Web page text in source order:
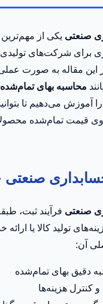
صنعتی یکی از
برای شرکت‌های
این مقاله به صورت
محاسبه بهای تمام‌شده
را آموزش می‌دهیم تا
قیمت تمام‌شده
صنعتی فرآیند ثبت،
تولید کالا یا
آن:
دقیق بهای تمام‌شده
و کنترل هزینه‌ها